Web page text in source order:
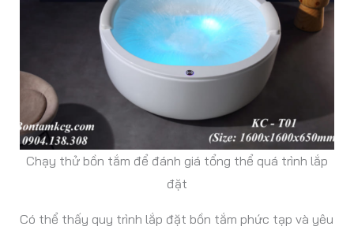
Chạy thử bồn tắm để đánh giá tổng thể quá trình lắp
đặt
Có thể thấy quy trình lắp đặt bồn tắm phức tạp và yêu